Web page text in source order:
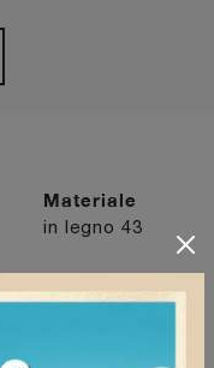
Materiale
in legno 43